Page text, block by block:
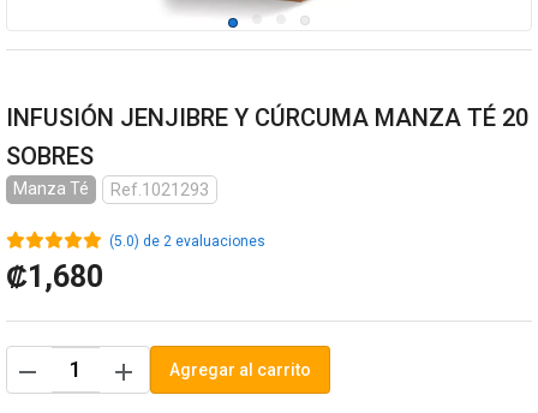
INFUSIÓN JENJIBRE Y CÚRCUMA MANZA TÉ 20
SOBRES
Manza Té Ref.1021293
(5.0) de 2 evaluaciones
₡1,680
remove add Agregar al carrito